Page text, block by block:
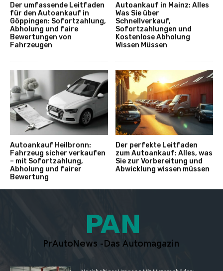
Der umfassende Leitfaden
für den Autoankauf in
Göppingen: Sofortzahlung,
Abholung und faire
Bewertungen von
Fahrzeugen
Autoankauf in Mainz: Alles
Was Sie über
Schnellverkauf,
Sofortzahlungen und
Kostenlose Abholung
Wissen Müssen
Autoankauf Heilbronn:
Fahrzeug sicher verkaufen
– mit Sofortzahlung,
Abholung und fairer
Bewertung
Der perfekte Leitfaden
zum Autoankauf: Alles, was
Sie zur Vorbereitung und
Abwicklung wissen müssen